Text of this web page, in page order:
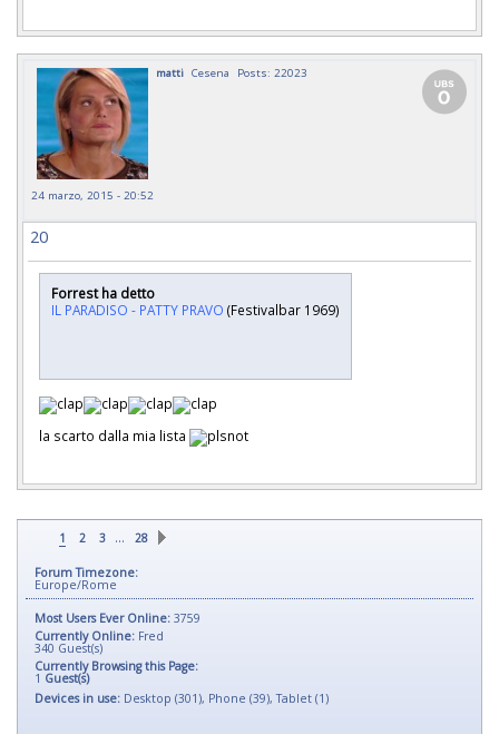
matti Cesena Posts: 22023
24 marzo, 2015 - 20:52
20
Forrest ha detto
IL PARADISO - PATTY PRAVO (Festivalbar 1969)
la scarto dalla mia lista
1 2 3 … 28
Forum Timezone:
Europe/Rome
Most Users Ever Online: 3759
Currently Online: Fred
340 Guest(s)
Currently Browsing this Page:
1 Guest(s)
Devices in use: Desktop (301), Phone (39), Tablet (1)